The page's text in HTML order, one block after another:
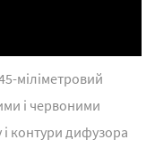
міліметровий
і червоними
контури дифузора